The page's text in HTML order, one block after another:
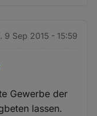
9 Sep 2015 - 15:59
Gewerbe der
lassen.